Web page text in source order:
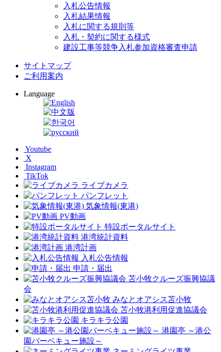
入札公告情報
入札結果情報
入札に関する規則等
入札・契約に関する様式
建設工事等競争入札参加資格審査申請
サイトマップ
ご利用案内
Language
Youtube
X
Instagram
TikTok
ライブカメラ
パンフレット
気象情報(東港)
PV動画
特設ポータルサイト
港湾統計資料
港湾計画
入札公告情報
申請・届出
苫小牧クルーズ振興協議
会
みなとオアシス苫小牧
苫小牧港利用促進協議会
キラキラ公園
港園亭 ～港公
園バーベキュー施設～